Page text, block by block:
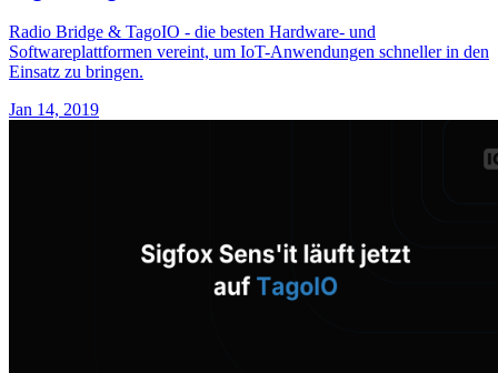
Radio Bridge & TagoIO - die besten Hardware- und
Softwareplattformen vereint, um IoT-Anwendungen schneller in den
Einsatz zu bringen.
Jan 14, 2019